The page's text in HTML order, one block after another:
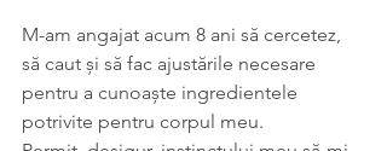
M-am angajat acum 8 ani să cercetez,
să caut și să fac ajustările necesare
pentru a cunoaște ingredientele
potrivite pentru corpul meu.